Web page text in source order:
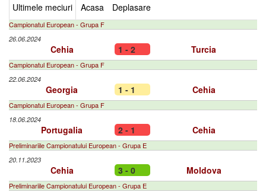
Ultimele meciuri Acasa Deplasare
Campionatul European - Grupa F
26.06.2024
Cehia 1 - 2 Turcia
Campionatul European - Grupa F
22.06.2024
Georgia 1 - 1 Cehia
Campionatul European - Grupa F
18.06.2024
Portugalia 2 - 1 Cehia
Preliminariile Campionatului European - Grupa E
20.11.2023
Cehia 3 - 0 Moldova
Preliminariile Campionatului European - Grupa E